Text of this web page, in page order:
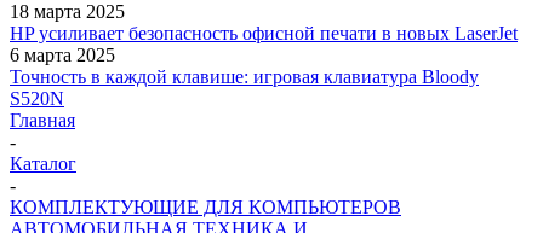
18 марта 2025
HP усиливает безопасность офисной печати в новых LaserJet
6 марта 2025
Точность в каждой клавише: игровая клавиатура Bloody
S520N
Главная
-
Каталог
-
КОМПЛЕКТУЮЩИЕ ДЛЯ КОМПЬЮТЕРОВ
АВТОМОБИЛЬНАЯ ТЕХНИКА И